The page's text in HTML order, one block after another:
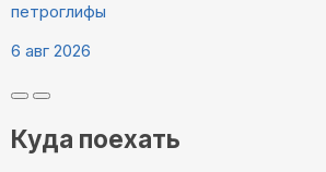
петроглифы
6 авг 2026
Куда поехать